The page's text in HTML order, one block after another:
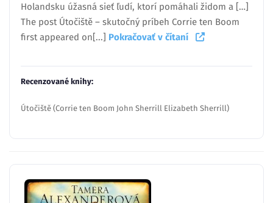
Holandsku úžasná sieť ľudí, ktorí pomáhali židom a […]
The post Útočiště – skutočný príbeh Corrie ten Boom
first appeared on[...] Pokračovať v čítaní
Recenzované knihy:
Útočiště (Corrie ten Boom John Sherrill Elizabeth Sherrill)